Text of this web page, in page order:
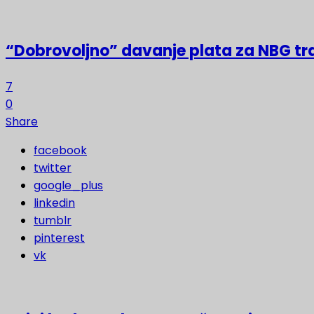
“Dobrovoljno” davanje plata za NBG
7
0
Share
facebook
twitter
google_plus
linkedin
tumblr
pinterest
vk